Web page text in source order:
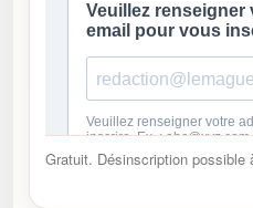
Gratuit. Désinscription possible